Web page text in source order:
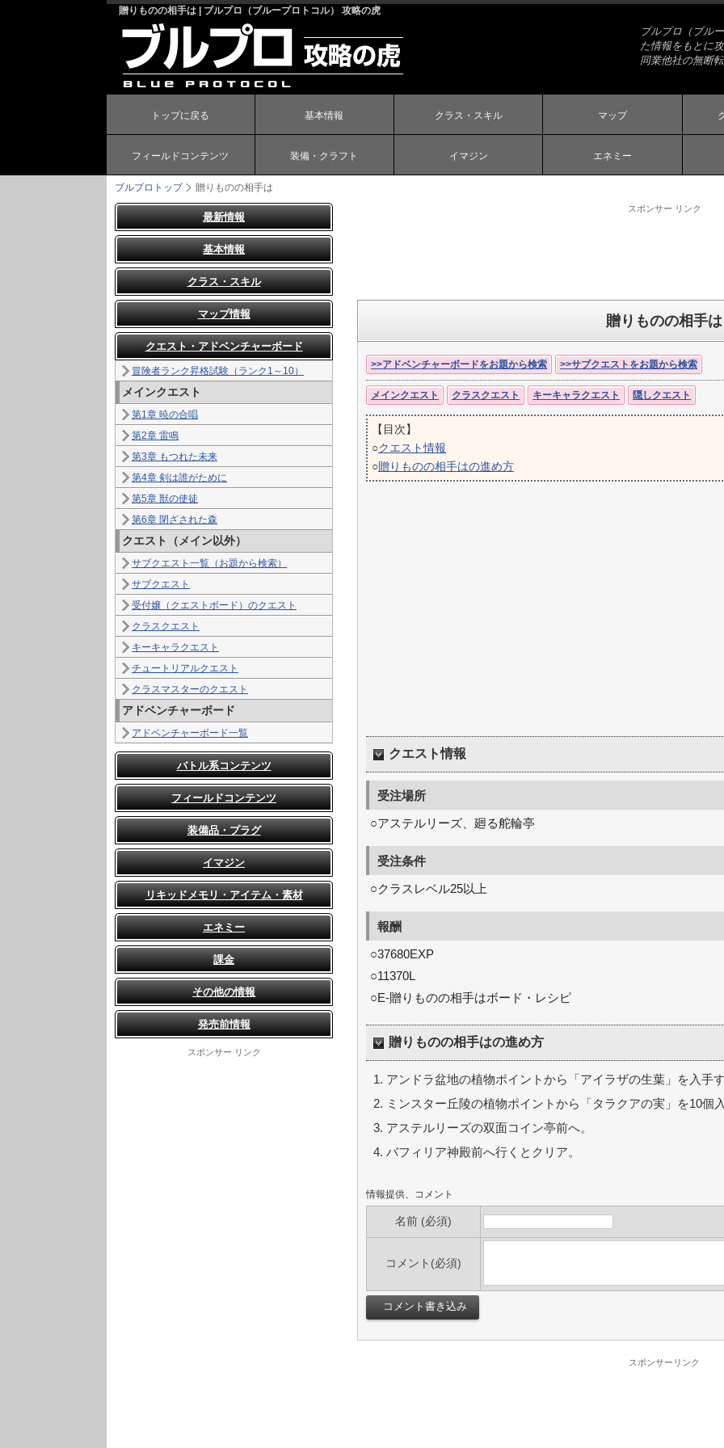
贈りものの相手は | ブルプロ（ブループロトコル） 攻略の虎
ブルプロ（ブル
た情報をもとに
同業他社の無断
トップに戻る 基本情報 クラス・スキル マップ
フィールドコンテンツ 装備・クラフト イマジン エネミー
ブルプロトップ 贈りものの相手は
スポンサー リンク
贈りものの相手は
>>アドベンチャーボードをお題から検索 >>サブクエストをお題から検索
メインクエスト クラスクエスト キーキャラクエスト 隠しクエスト
【目次】
○クエスト情報
○贈りものの相手はの進め方
クエスト情報
受注場所
○アステルリーズ、廻る舵輪亭
受注条件
○クラスレベル25以上
報酬
○37680EXP
○11370L
○E-贈りものの相手はボード・レシピ
贈りものの相手はの進め方
アンドラ盆地の植物ポイントから「アイラザの生葉」を入手
ミンスター丘陵の植物ポイントから「タラクアの実」を10個
アステルリーズの双面コイン亭前へ。
バフィリア神殿前へ行くとクリア。
情報提供、コメント
名前 (必須)
コメント(必須)
スポンサーリンク
最新情報
基本情報
クラス・スキル
マップ情報
クエスト・アドベンチャーボード
冒険者ランク昇格試験（ランク1～10）
メインクエスト
第1章 暁の合唱
第2章 雷鳴
第3章 もつれた未来
第4章 剣は誰がために
第5章 獣の使徒
第6章 閉ざされた森
クエスト（メイン以外）
サブクエスト一覧（お題から検索）
サブクエスト
受付嬢（クエストボード）のクエスト
クラスクエスト
キーキャラクエスト
チュートリアルクエスト
クラスマスターのクエスト
アドベンチャーボード
アドベンチャーボード一覧
バトル系コンテンツ
フィールドコンテンツ
装備品・プラグ
イマジン
リキッドメモリ・アイテム・素材
エネミー
課金
その他の情報
発売前情報
スポンサー リンク